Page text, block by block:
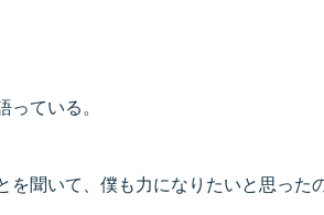
ている。
を聞いて、僕も力になりたいと思った